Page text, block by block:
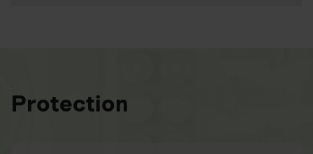
Protection